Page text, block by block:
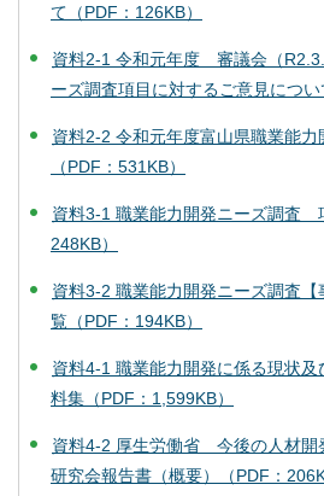
て（PDF：126KB）
資料2-1 令和元年度 審議会（
ーズ調査項目に対するご意見につい
資料2-2 令和元年度富山県職業能
（PDF：531KB）
資料3-1 職業能力開発ニーズ調査
248KB）
資料3-2 職業能力開発ニーズ調査
覧（PDF：194KB）
資料4-1 職業能力開発に係る現状
料集（PDF：1,599KB）
資料4-2 厚生労働省 今後の人材開
研究会報告書（概要）（PDF：